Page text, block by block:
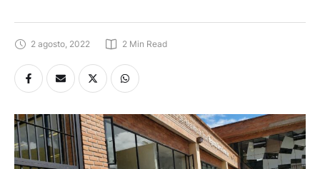
2 agosto, 2022 2 Min Read